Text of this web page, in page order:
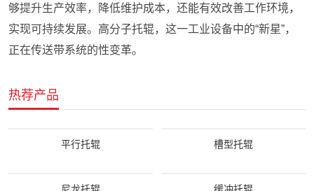
够提升生产效率，降低维护成本，还能有效改善工作环境，
实现可持续发展。高分子托辊，这一工业设备中的“新星”，
正在传送带系统的性变革。
热荐产品
平行托辊 槽型托辊